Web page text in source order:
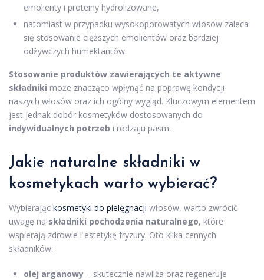
emolienty i proteiny hydrolizowane,
natomiast w przypadku wysokoporowatych włosów zaleca
się stosowanie cięższych emolientów oraz bardziej
odżywczych humektantów.
Stosowanie produktów zawierających te aktywne
składniki może znacząco wpłynąć na poprawę kondycji
naszych włosów oraz ich ogólny wygląd. Kluczowym elementem
jest jednak dobór kosmetyków dostosowanych do
indywidualnych potrzeb i rodzaju pasm.
Jakie naturalne składniki w
kosmetykach warto wybierać?
Wybierając kosmetyki do pielęgnacji włosów, warto zwrócić
uwagę na składniki pochodzenia naturalnego, które
wspierają zdrowie i estetykę fryzury. Oto kilka cennych
składników:
olej arganowy – skutecznie nawilża oraz regeneruje